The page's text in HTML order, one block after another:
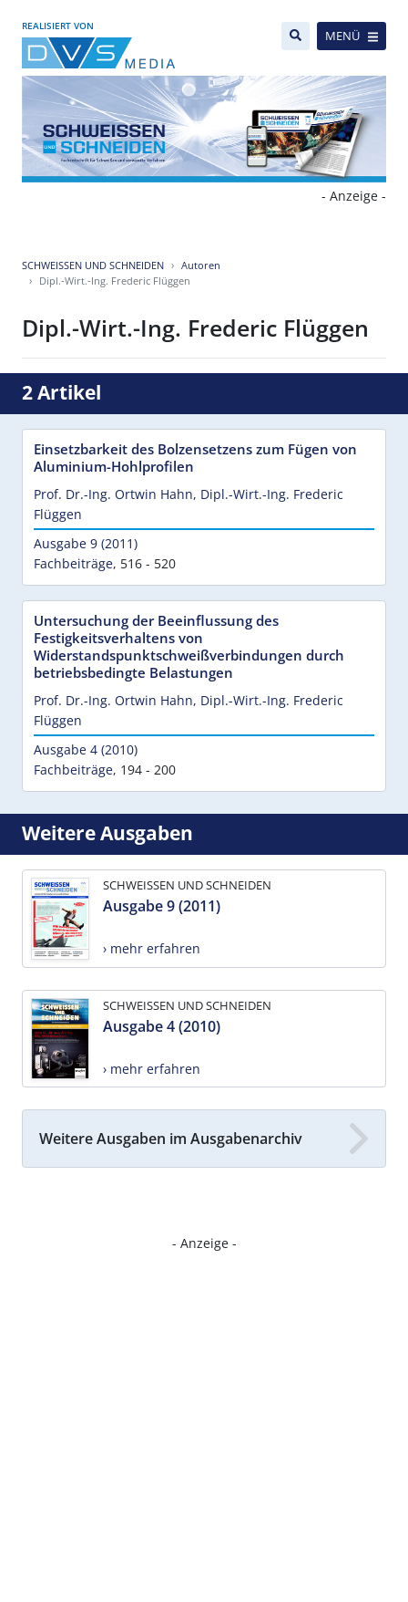
REALISIERT VON
MENÜ
- Anzeige -
SCHWEISSEN UND SCHNEIDEN
Autoren
Dipl.-Wirt.-Ing. Frederic Flüggen
Dipl.-Wirt.-Ing. Frederic Flüggen
2 Artikel
Einsetzbarkeit des Bolzensetzens zum Fügen von
Aluminium-Hohlprofilen
Prof. Dr.-Ing. Ortwin Hahn, Dipl.-Wirt.-Ing. Frederic
Flüggen
Ausgabe 9 (2011)
Fachbeiträge, 516 - 520
Untersuchung der Beeinflussung des
Festigkeitsverhaltens von
Widerstandspunktschweißverbindungen durch
betriebsbedingte Belastungen
Prof. Dr.-Ing. Ortwin Hahn, Dipl.-Wirt.-Ing. Frederic
Flüggen
Ausgabe 4 (2010)
Fachbeiträge, 194 - 200
Weitere Ausgaben
SCHWEISSEN UND SCHNEIDEN
Ausgabe 9 (2011)
› mehr erfahren
SCHWEISSEN UND SCHNEIDEN
Ausgabe 4 (2010)
› mehr erfahren
Weitere Ausgaben im Ausgabenarchiv
- Anzeige -